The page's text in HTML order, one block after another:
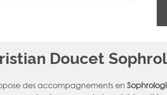
Doucet
des accompagnements en